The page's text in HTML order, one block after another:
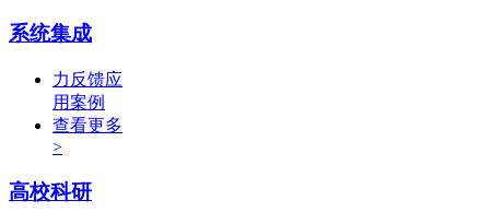
系统集成
力反馈应
用案例
查看更多
>
高校科研